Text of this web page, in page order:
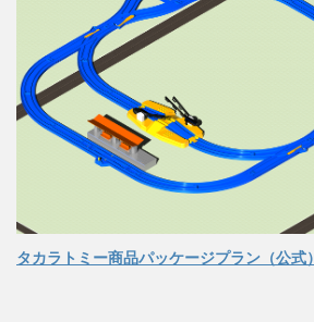
タカラトミー商品パッケージプラン（公式）